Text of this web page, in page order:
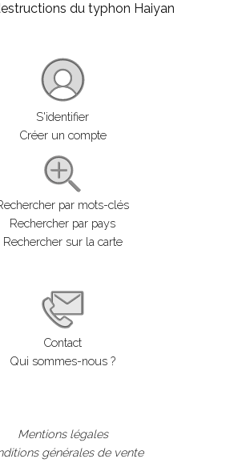
du typhon Haiyan
S'identifier
Créer un compte
par mots-clés
Rechercher par pays
Rechercher sur la carte
Contact
Qui sommes-nous ?
Mentions légales
générales de vente